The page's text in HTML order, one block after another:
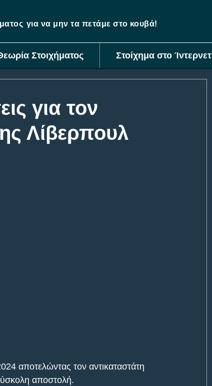
για να μην τα πετάμε στο κουβά!
Στοιχήματος Στοίχημα στο Ίντερνετ
για τον
Λίβερπουλ
αποτελώντας τον αντικαταστάτη
αποστολή.